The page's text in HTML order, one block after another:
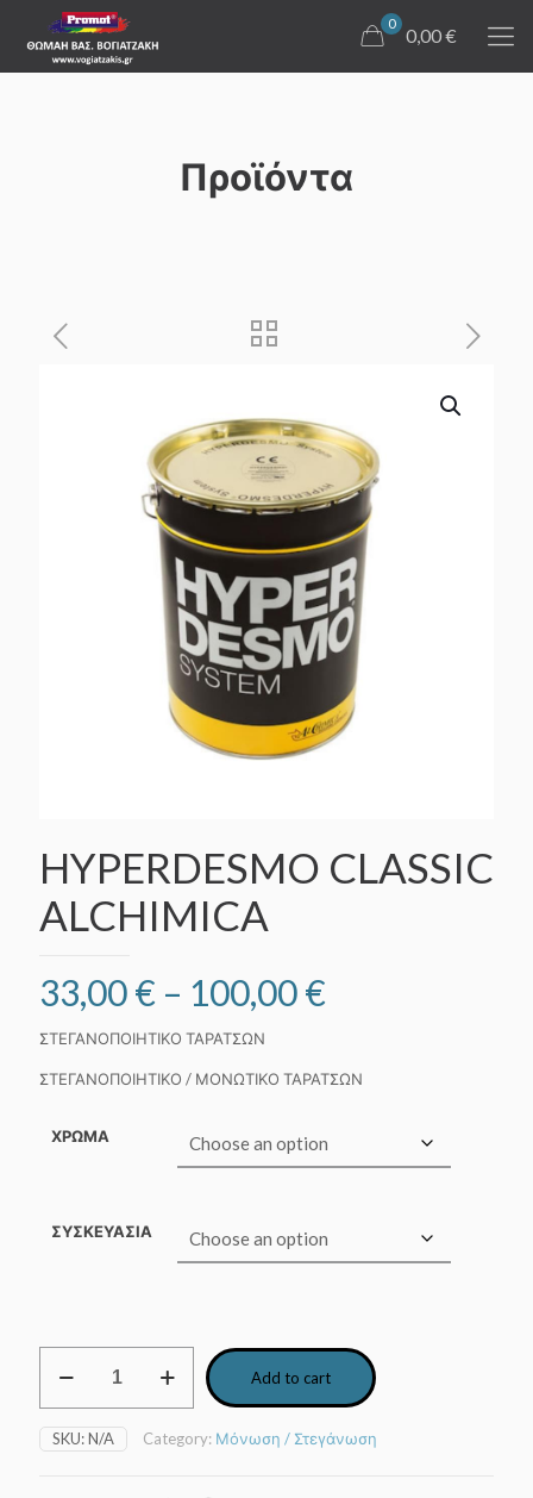
0
0,00 €
Προϊόντα
HYPERDESMO CLASSIC
ALCHIMICA
33,00€ – 100,00€
33,00 €
through
100,00 €
ΣΤΕΓΑΝΟΠΟΙΗΤΙΚΟ ΤΑΡΑΤΣΩΝ
ΣΤΕΓΑΝΟΠΟΙΗΤΙΚΟ / ΜΟΝΩΤΙΚΟ ΤΑΡΑΤΣΩΝ
ΧΡΩΜΑ
ΣΥΣΚΕΥΑΣΙΑ
CLASSIC
quantity
Add to cart
SKU:N/A Category: Μόνωση / Στεγάνωση